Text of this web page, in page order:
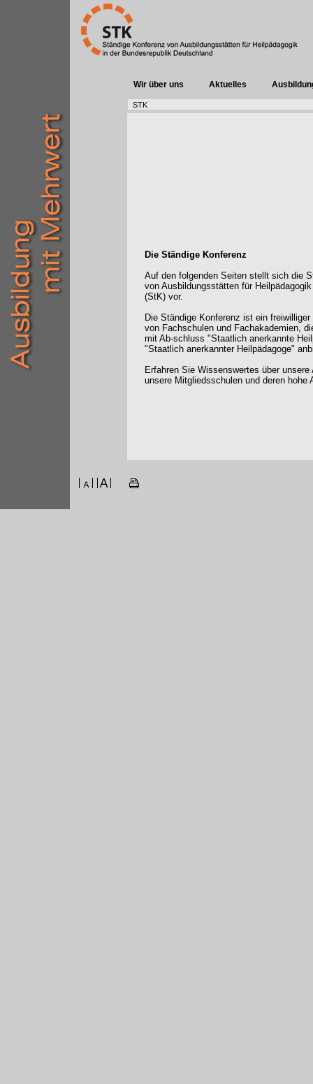
Wir über uns Aktuelles
STK
Die Ständige Konferenz
Auf den folgenden Seiten stellt sich die
von Ausbildungsstätten für
(StK) vor.
Die Ständige Konferenz ist ein
von Fachschulen und Fachakademien,
mit Ab-schluss "Staatlich anerkannte
"Staatlich anerkannter Heilpädagoge"
Erfahren Sie Wissenswertes über
unsere Mitgliedsschulen und deren hohe